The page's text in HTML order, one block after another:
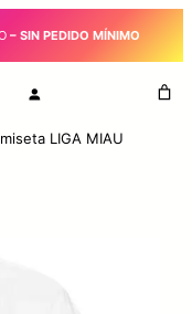
– SIN PEDIDO MÍNIMO
LIGA MIAU